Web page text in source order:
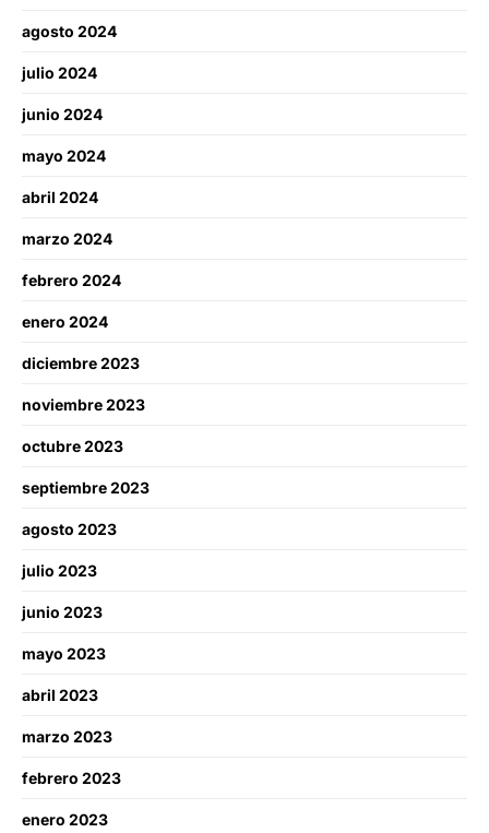
agosto 2024
julio 2024
junio 2024
mayo 2024
abril 2024
marzo 2024
febrero 2024
enero 2024
diciembre 2023
noviembre 2023
octubre 2023
septiembre 2023
agosto 2023
julio 2023
junio 2023
mayo 2023
abril 2023
marzo 2023
febrero 2023
enero 2023